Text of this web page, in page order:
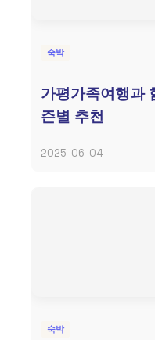
숙박
가평가족여행과
즌별 추천
2025-06-04
숙박